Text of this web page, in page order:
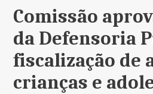
Comissão
da Defensoria
fiscalização de
crianças e